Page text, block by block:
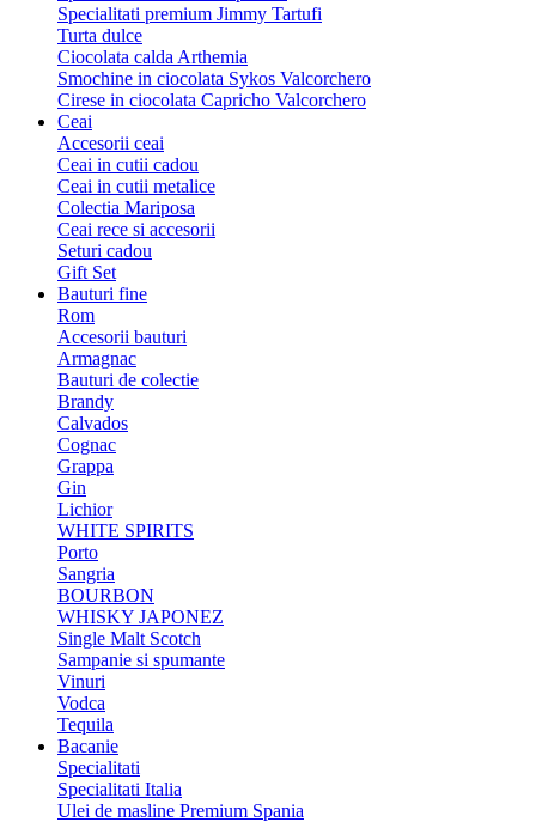
Specialitati premium Jimmy Tartufi
Turta dulce
Ciocolata calda Arthemia
Smochine in ciocolata Sykos Valcorchero
Cirese in ciocolata Capricho Valcorchero
Ceai
Accesorii ceai
Ceai in cutii cadou
Ceai in cutii metalice
Colectia Mariposa
Ceai rece si accesorii
Seturi cadou
Gift Set
Bauturi fine
Rom
Accesorii bauturi
Armagnac
Bauturi de colectie
Brandy
Calvados
Cognac
Grappa
Gin
Lichior
WHITE SPIRITS
Porto
Sangria
BOURBON
WHISKY JAPONEZ
Single Malt Scotch
Sampanie si spumante
Vinuri
Vodca
Tequila
Bacanie
Specialitati
Specialitati Italia
Ulei de masline Premium Spania